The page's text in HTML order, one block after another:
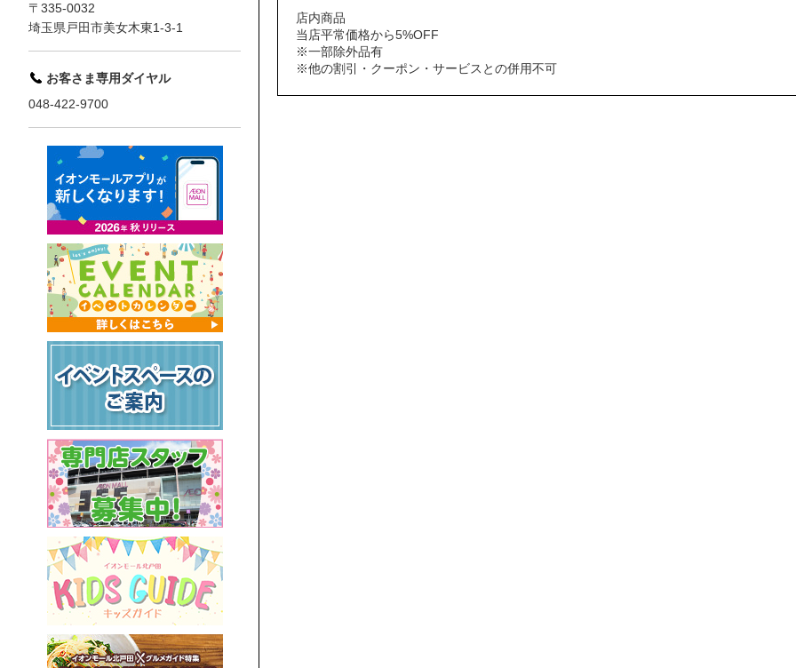
店内商品
当店平常価格から5%OFF
※一部除外品有
※他の割引・クーポン・サービスとの併用不可
〒335-0032
埼玉県戸田市美女木東1-3-1
お客さま専用ダイヤル
048-422-9700